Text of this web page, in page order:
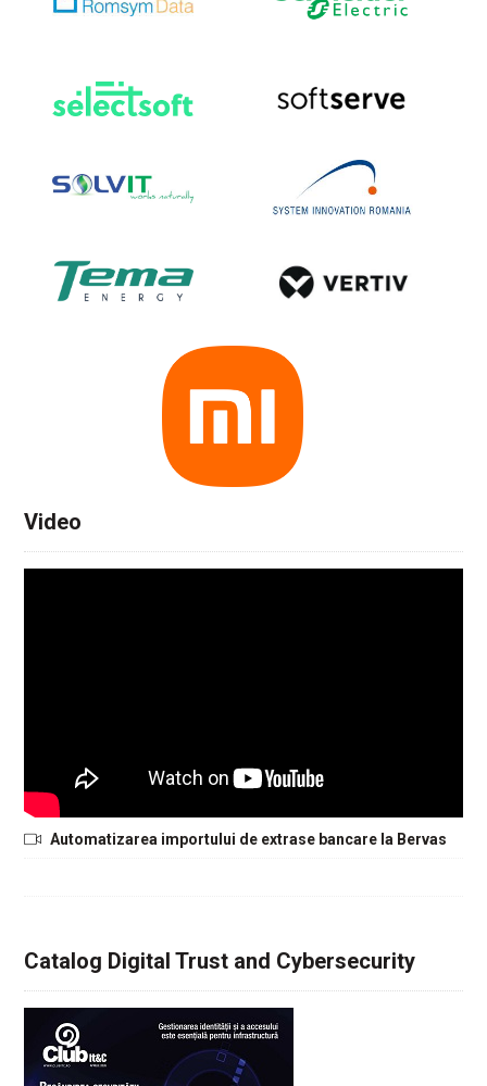
Video
Automatizarea importului de extrase bancare la Bervas
Catalog Digital Trust and Cybersecurity